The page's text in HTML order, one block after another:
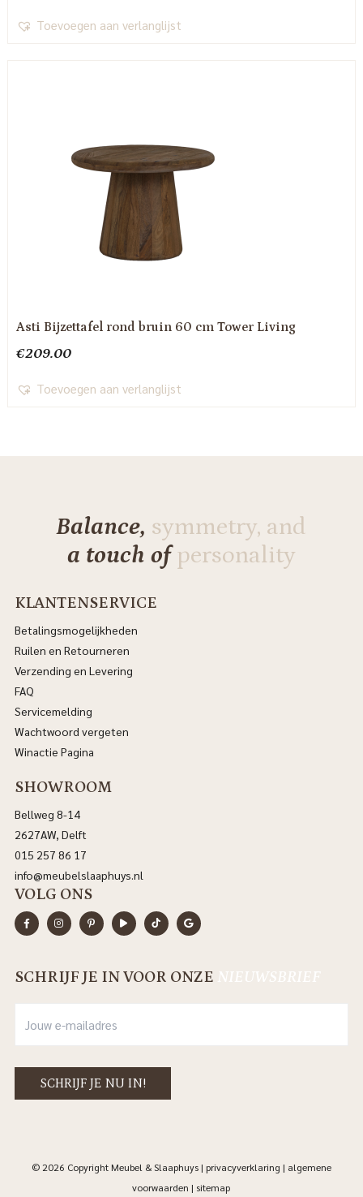
Toevoegen aan verlanglijst
Asti Bijzettafel rond bruin 60 cm Tower Living
€209.00
Toevoegen aan verlanglijst
Balance, symmetry, and
a touch ofpersonality
KLANTENSERVICE
Betalingsmogelijkheden
Ruilen en Retourneren
Verzending en Levering
FAQ
Servicemelding
Wachtwoord vergeten
Winactie Pagina
SHOWROOM
Bellweg 8-14
2627AW, Delft
015 257 86 17
info@meubelslaaphuys.nl
VOLG ONS
SCHRIJF JE IN VOOR ONZE NIEUWSBRIEF
© 2026 Copyright Meubel & Slaaphuys | privacyverklaring | algemene
voorwaarden | sitemap